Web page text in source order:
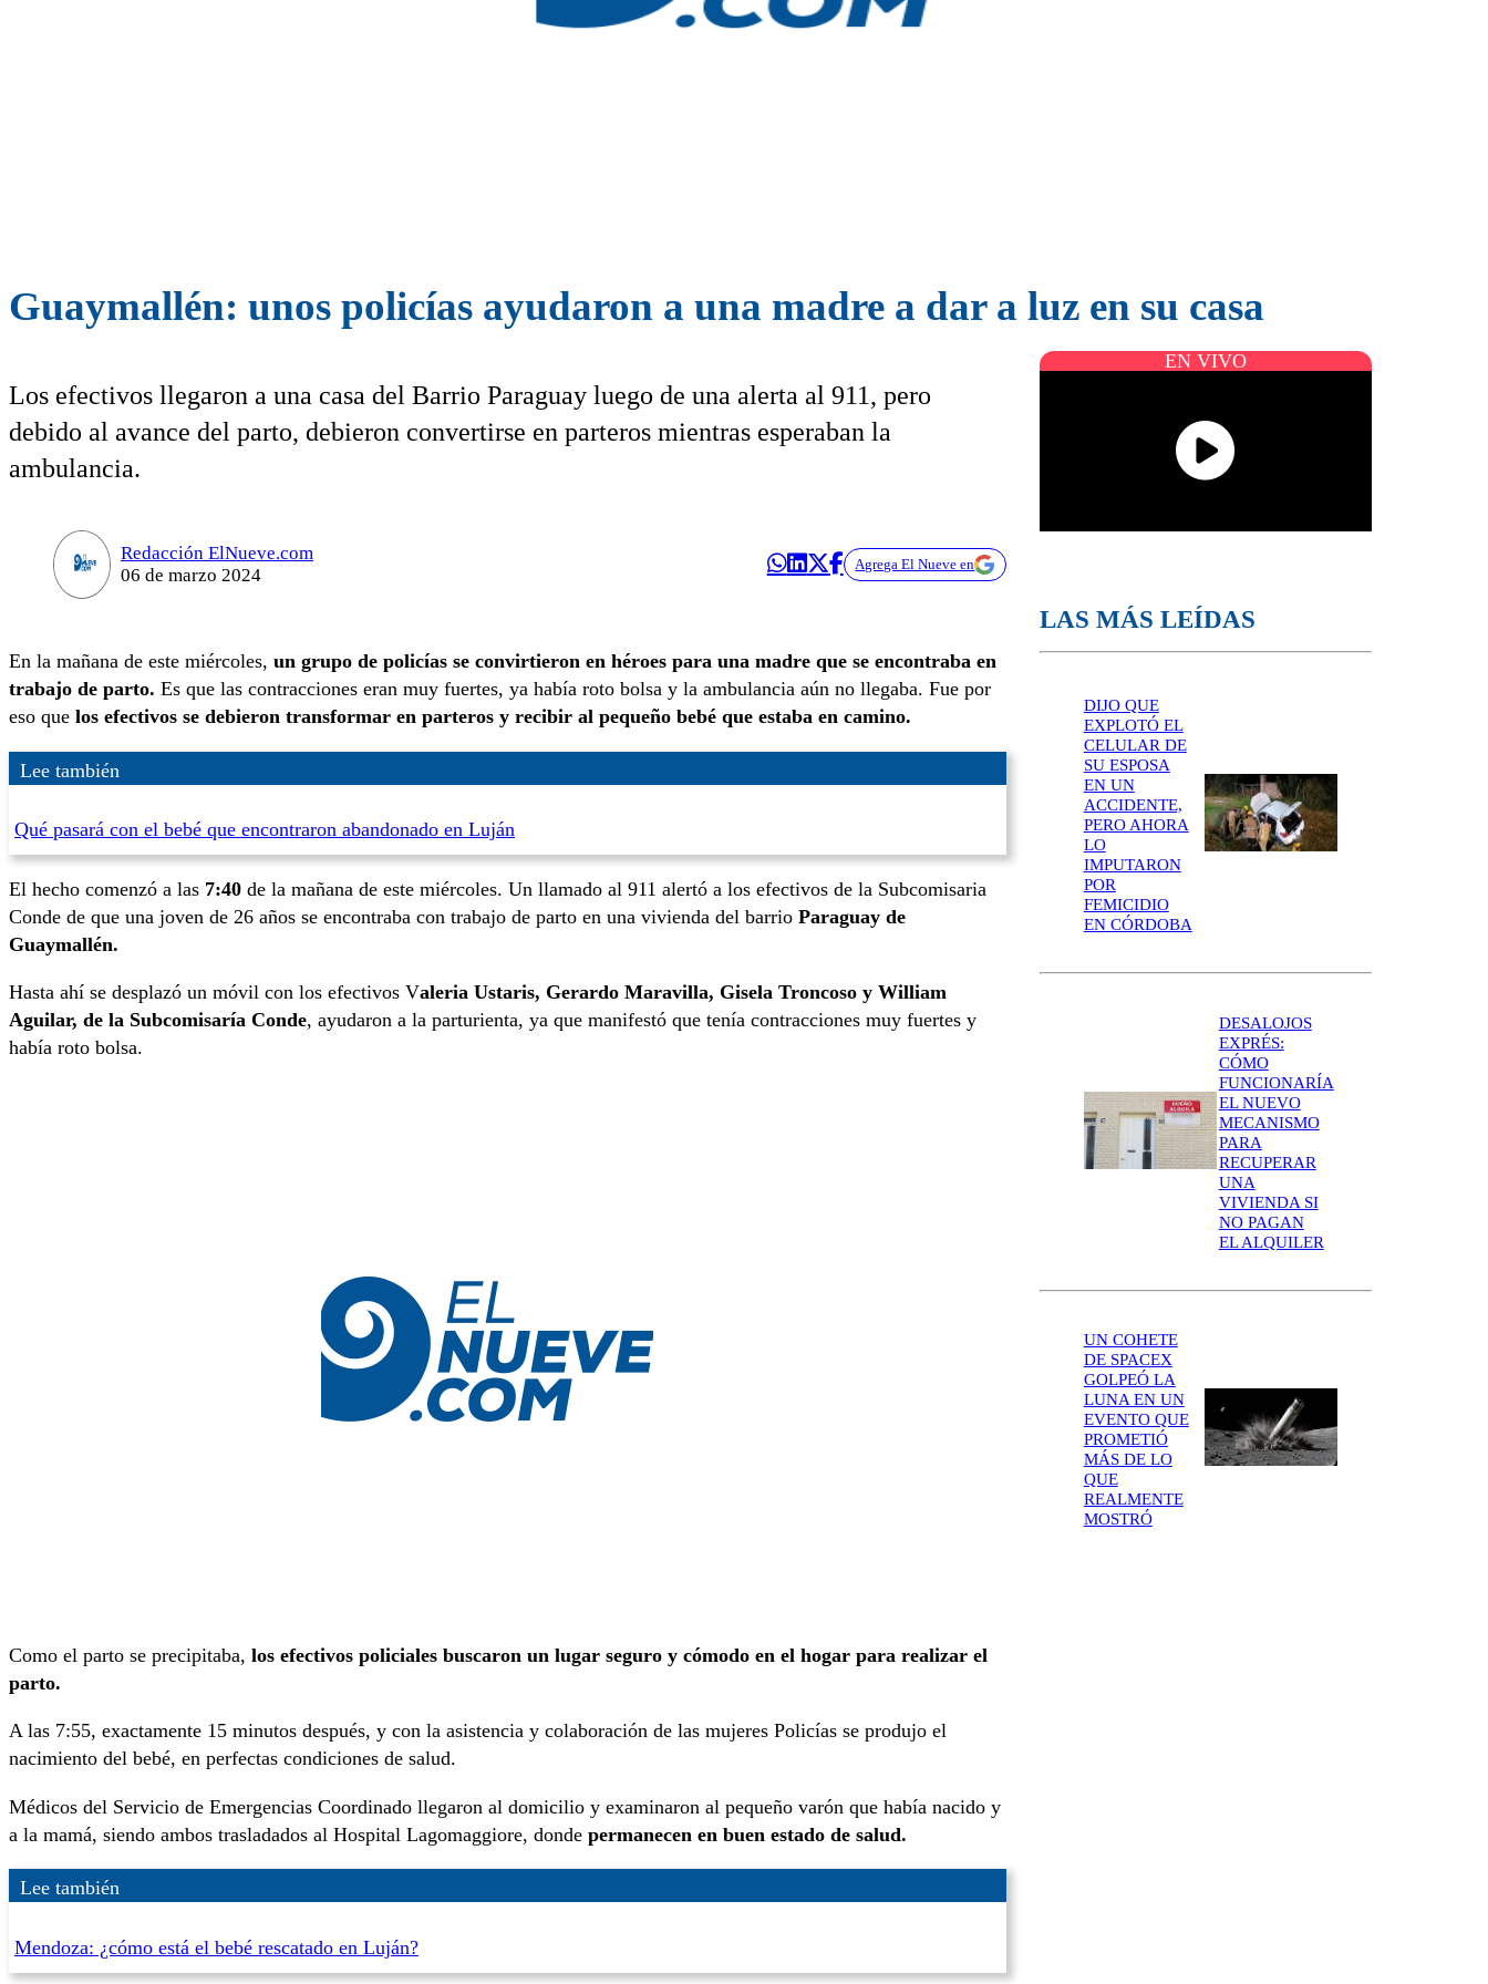
Guaymallén: unos policías ayudaron a una madre a dar a luz en su casa
Los efectivos llegaron a una casa del Barrio Paraguay luego de una alerta al 911, pero
debido al avance del parto, debieron convertirse en parteros mientras esperaban la
ambulancia.
Redacción ElNueve.com
06 de marzo 2024
Agrega El Nueve en
En la mañana de este miércoles, un grupo de policías se convirtieron en héroes para una madre que se encontraba en
trabajo de parto. Es que las contracciones eran muy fuertes, ya había roto bolsa y la ambulancia aún no llegaba. Fue por
eso que los efectivos se debieron transformar en parteros y recibir al pequeño bebé que estaba en camino.
Lee también
Qué pasará con el bebé que encontraron abandonado en Luján
El hecho comenzó a las 7:40 de la mañana de este miércoles. Un llamado al 911 alertó a los efectivos de la Subcomisaria
Conde de que una joven de 26 años se encontraba con trabajo de parto en una vivienda del barrio Paraguay de
Guaymallén.
Hasta ahí se desplazó un móvil con los efectivos Valeria Ustaris, Gerardo Maravilla, Gisela Troncoso y William
Aguilar, de la Subcomisaría Conde, ayudaron a la parturienta, ya que manifestó que tenía contracciones muy fuertes y
había roto bolsa.
Como el parto se precipitaba, los efectivos policiales buscaron un lugar seguro y cómodo en el hogar para realizar el
parto.
A las 7:55, exactamente 15 minutos después, y con la asistencia y colaboración de las mujeres Policías se produjo el
nacimiento del bebé, en perfectas condiciones de salud.
Médicos del Servicio de Emergencias Coordinado llegaron al domicilio y examinaron al pequeño varón que había nacido y
a la mamá, siendo ambos trasladados al Hospital Lagomaggiore, donde permanecen en buen estado de salud.
Lee también
Mendoza: ¿cómo está el bebé rescatado en Luján?
EN VIVO
LAS MÁS LEÍDAS
DIJO QUE
EXPLOTÓ EL
CELULAR DE
SU ESPOSA
EN UN
ACCIDENTE,
PERO AHORA
LO
IMPUTARON
POR
FEMICIDIO
EN CÓRDOBA
DESALOJOS
EXPRÉS:
CÓMO
FUNCIONARÍA
EL NUEVO
MECANISMO
PARA
RECUPERAR
UNA
VIVIENDA SI
NO PAGAN
EL ALQUILER
UN COHETE
DE SPACEX
GOLPEÓ LA
LUNA EN UN
EVENTO QUE
PROMETIÓ
MÁS DE LO
QUE
REALMENTE
MOSTRÓ